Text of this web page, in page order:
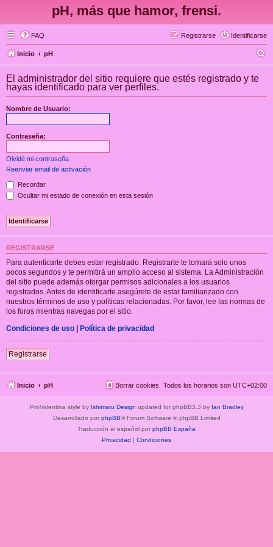
pH, más que hamor, frensi.
FAQ Identificarse
Registrarse
Inicio pH
c
El administrador del sitio requiere que estés registrado y te
hayas identificado para ver perfiles.
Nombre de Usuario:
Contraseña:
Olvidé mi contraseña
Reenviar email de activación
Recordar
Ocultar mi estado de conexión en esta sesión
REGISTRARSE
Para autenticarte debes estar registrado. Registrarte te tomará solo unos
pocos segundos y te permitirá un amplio acceso al sistema. La Administración
del sitio puede además otorgar permisos adicionales a los usuarios
registrados. Antes de identificarte asegúrete de estar familiarizado con
nuestros términos de uso y políticas relacionadas. Por favor, lee las normas de
los foros mientras navegas por el sitio.
Condiciones de uso | Política de privacidad
Registrarse
Inicio pH Todos los horarios son UTC+02:00
Borrar cookies
ProValentina style by Ishimaru Design updated for phpBB3.3 by Ian Bradley
Desarrollado por phpBB® Forum Software © phpBB Limited
Traducción al español por phpBB España
Privacidad | Condiciones